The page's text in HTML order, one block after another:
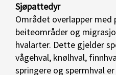
Sjøpattedyr
Området overlapper
beiteområder og
hvalarter. Dette gjelder
vågehval, knølhval,
springere og spermhval